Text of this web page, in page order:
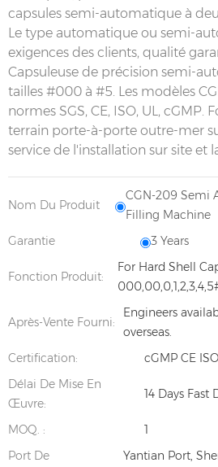
capsules semi-automatique à
Le type automatique ou semi-
exigences des clients, qualité
Capsuleuse de précision semi-
tailles #000 à #5. Les modèles
normes SGS, CE, ISO, UL, cGMP.
terrain porte-à-porte outre-mer
service de l'installation sur site et
Nom Du Produit
CGN-209 Semi
Filling Machine
Garantie
3 Years
Fonction Produit:
For Hard Shell
Après-Vente Fourni:
Engineers
overseas.
Certification:
cGMP CE
Délai De Mise En
Œuvre:
14 Days Fast
MOQ. :
1
Port De
Yantian Port,